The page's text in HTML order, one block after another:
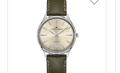
Barva číselníku
Typ číselníku